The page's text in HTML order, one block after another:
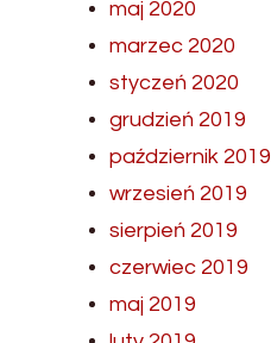
maj 2020
marzec 2020
styczeń 2020
grudzień 2019
październik 2019
wrzesień 2019
sierpień 2019
czerwiec 2019
maj 2019